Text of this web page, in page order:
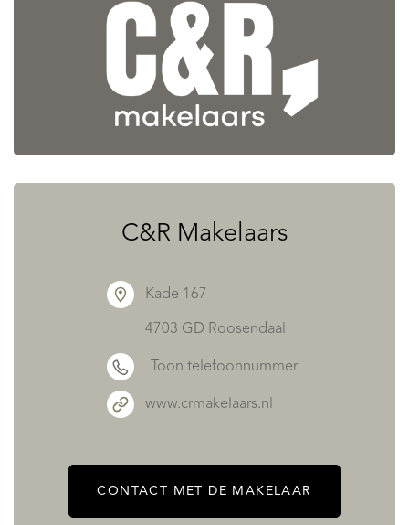
C&R Makelaars
Kade 167
4703 GD Roosendaal
Toon telefoonnummer
www.crmakelaars.nl
CONTACT MET DE MAKELAAR